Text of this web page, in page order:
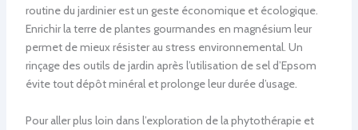
routine du jardinier est un geste économique et écologique.
Enrichir la terre de plantes gourmandes en magnésium leur
permet de mieux résister au stress environnemental. Un
rinçage des outils de jardin après l’utilisation de sel d’Epsom
évite tout dépôt minéral et prolonge leur durée d’usage.
Pour aller plus loin dans l’exploration de la phytothérapie et